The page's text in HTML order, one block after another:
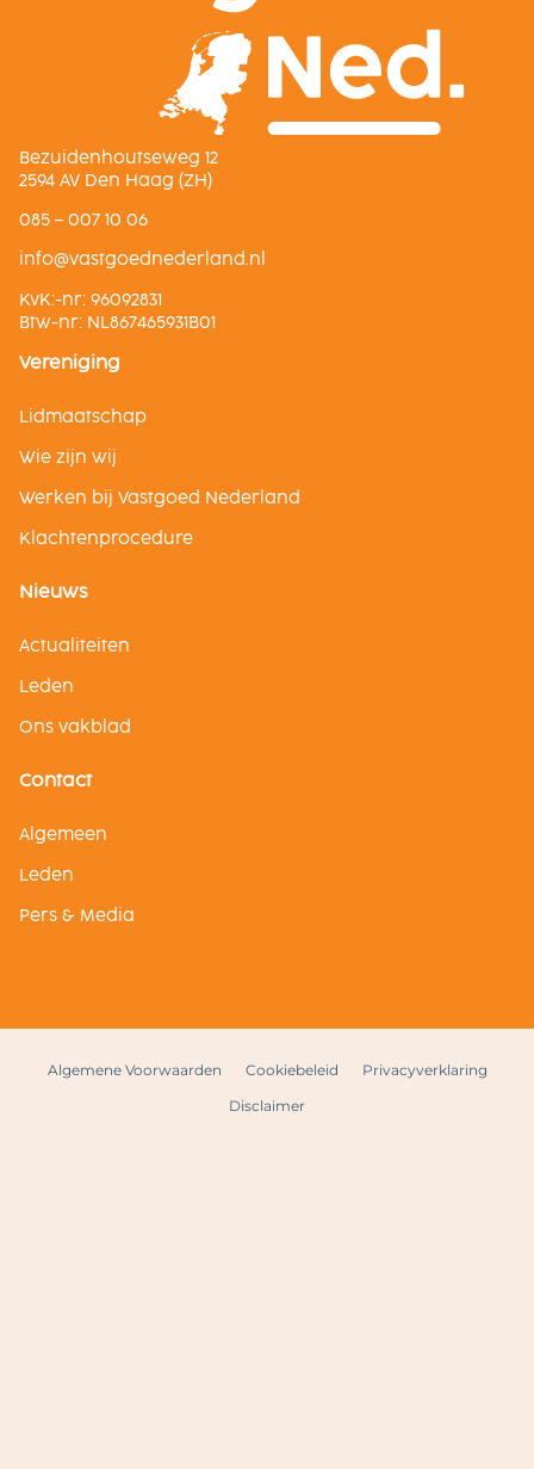
Bezuidenhoutseweg 12
2594 AV Den Haag (ZH)
085 – 007 10 06
ln.dnalredendeogtsav@ofni
KvK:-nr: 96092831
Btw-nr: NL867465931B01
Vereniging
Lidmaatschap
Wie zijn wij
Werken bij Vastgoed Nederland
Klachtenprocedure
Nieuws
Actualiteiten
Leden
Ons vakblad
Contact
Algemeen
Leden
Pers & Media
Algemene Voorwaarden Cookiebeleid
Privacyverklaring
Disclaimer